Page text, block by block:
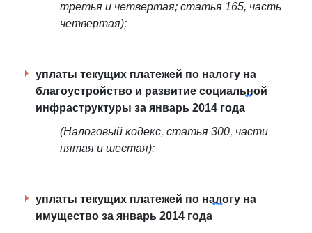
третья и четвертая; статья 165, часть
четвертая);
уплаты текущих платежей по налогу на
благоустройство и развитие социальной
инфраструктуры за январь 2014 года
**
(Налоговый кодекс, статья 300, части
пятая и шестая);
уплаты текущих платежей по налогу на
имущество за январь 2014 года
***